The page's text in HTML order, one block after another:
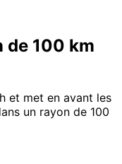
de 100 km
et met en avant les
un rayon de 100